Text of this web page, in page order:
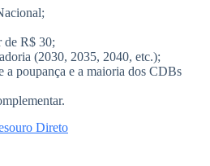
de R$ 30;
(2030, 2035, 2040, etc.);
a poupança e a maioria dos CDBs
Direto